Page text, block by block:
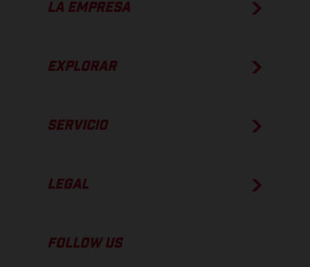
LA EMPRESA
EXPLORAR
SERVICIO
LEGAL
FOLLOW US